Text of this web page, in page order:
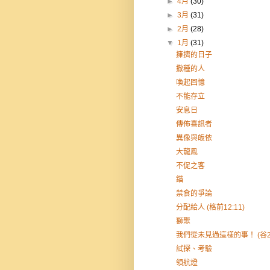
►3月(31)
►2月(28)
▼ 1月(31)
擁擠的日子
撒種的人
喚起回憶
不能存立
安息日
傳佈喜訊者
異像與皈依
大龍鳯
不促之客
錨
禁食的爭論
分配給人 (格前12:11)
獅聚
我們從未見過這樣的事！ (谷
試探、考驗
領航燈